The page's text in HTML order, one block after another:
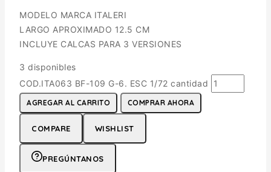
MODELO MARCA ITALERI
LARGO APROXIMADO 12.5 CM
INCLUYE CALCAS PARA 3 VERSIONES
3 disponibles
COD.ITA063 BF-109 G-6. ESC 1/72 cantidad
AGREGAR AL CARRITO COMPRAR AHORA
COMPARE WISHLIST
PREGÚNTANOS